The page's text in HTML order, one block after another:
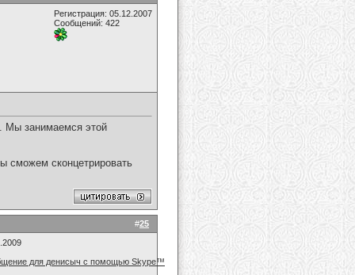
Регистрация: 05.12.2007
Сообщений: 422
Мы занимаемся этой
сможем сконцетрировать
#25